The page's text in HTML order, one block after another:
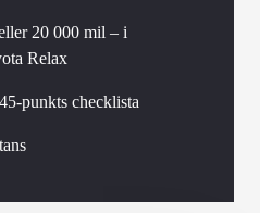
20 000 mil – i
Relax
punkts checklista